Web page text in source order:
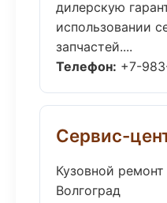
дилерскую
использовании
запчастей....
Телефон: +7-
Сервис-
Кузовной
Волгоград